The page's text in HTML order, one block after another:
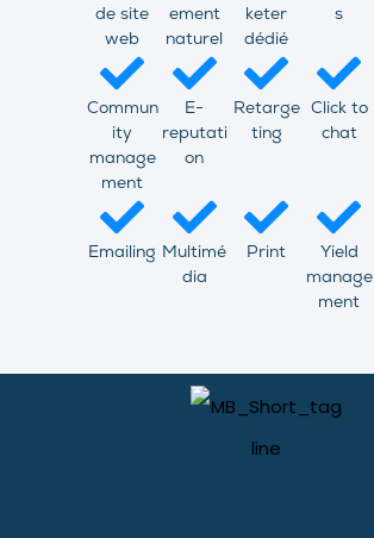
de site
web
ement
naturel
keter
dédié
s
Commun
ity
manage
ment
E-
reputati
on
Retarge
ting
Click to
chat
Emailing Multimé
dia
Print
Yield
manage
ment